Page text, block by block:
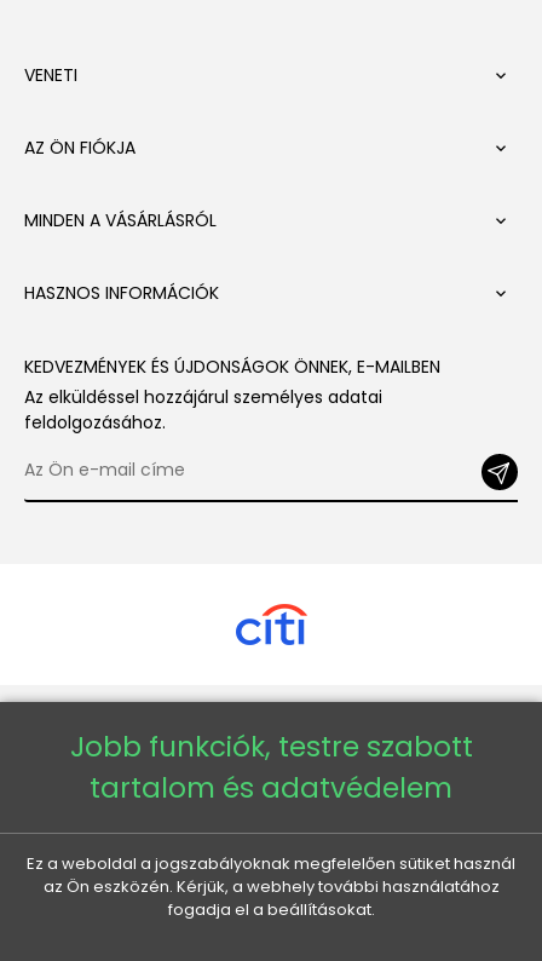
VENETI 
AZ ÖN FIÓKJA 
MINDEN A VÁSÁRLÁSRÓL 
HASZNOS INFORMÁCIÓK 
KEDVEZMÉNYEK ÉS ÚJDONSÁGOK ÖNNEK, E-MAILBEN
Az elküldéssel hozzájárul személyes adatai
feldolgozásához.
Copyright © 2026 - Veneti™
Veneti HU
Veneti CZ
Veneti DE
Jobb funkciók, testre szabott
tartalom és adatvédelem
Ez a weboldal a jogszabályoknak megfelelően sütiket használ
az Ön eszközén. Kérjük, a webhely további használatához
fogadja el a beállításokat.